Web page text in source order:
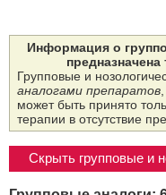
Информация о
Групповые и
аналогами препаратов
может быть принято
терапии в отсутствие
Скрыть групповые и